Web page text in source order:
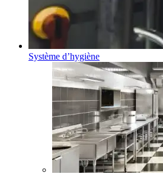
Système d’hygiène